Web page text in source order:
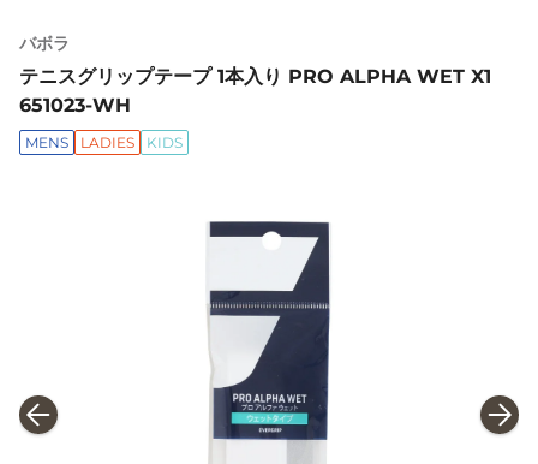
バボラ
テニスグリップテープ 1本入り PRO ALPHA WET X1
651023-WH
MENS LADIES KIDS